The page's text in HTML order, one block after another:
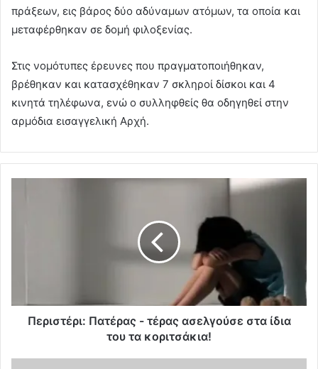
πράξεων, εις βάρος δύο αδύναμων ατόμων, τα οποία και
μεταφέρθηκαν σε δομή φιλοξενίας.
Στις νομότυπες έρευνες που πραγματοποιήθηκαν,
βρέθηκαν και κατασχέθηκαν 7 σκληροί δίσκοι και 4
κινητά τηλέφωνα, ενώ ο συλληφθείς θα οδηγηθεί στην
αρμόδια εισαγγελική Αρχή.
Περιστέρι: Πατέρας - τέρας ασελγούσε στα ίδια
του τα κοριτσάκια!